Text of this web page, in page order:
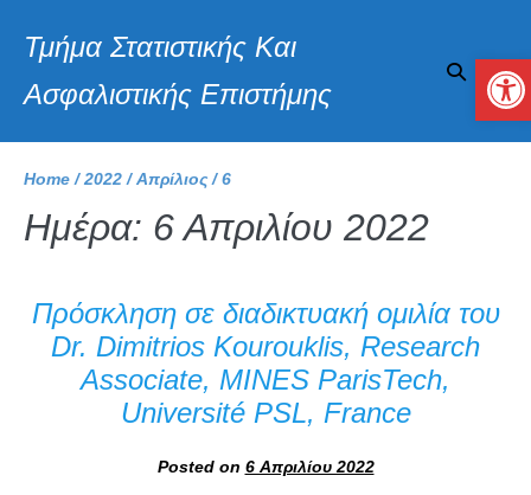
Τμήμα Στατιστικής Και
Ασφαλιστικής Επιστήμης
Home /2022 /Απρίλιος /6
Ημέρα: 6 Απριλίου 2022
Πρόσκληση σε διαδικτυακή ομιλία του
Dr. Dimitrios Kourouklis, Research
Associate, MINES ParisTech,
Université PSL, France
Posted on 6 Απριλίου 2022